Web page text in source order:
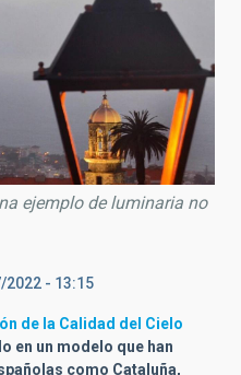
ejemplo de luminaria no
2022 - 13:15
de la Calidad del Cielo
en un modelo que han
como Cataluña,